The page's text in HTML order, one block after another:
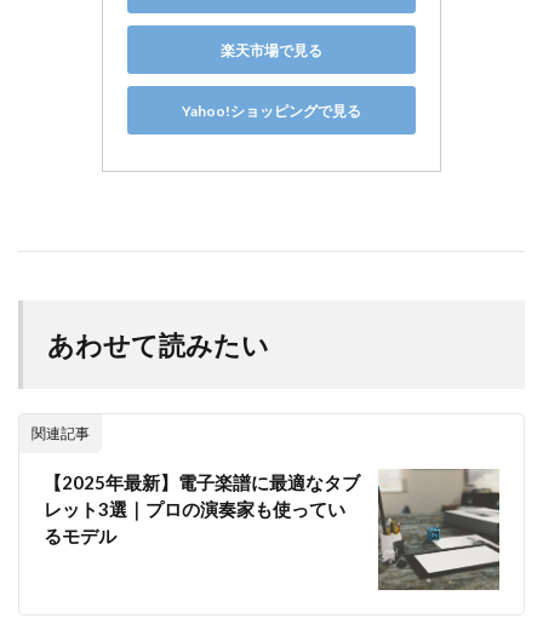
楽天市場で見る
Yahoo!ショッピングで見る
あわせて読みたい
関連記事
【2025年最新】電子楽譜に最適なタブ
レット3選｜プロの演奏家も使ってい
るモデル